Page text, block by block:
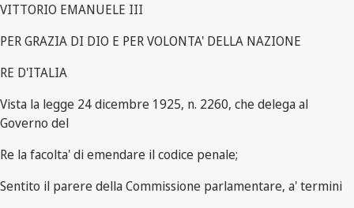
VITTORIO EMANUELE III
PER GRAZIA DI DIO E PER VOLONTA' DELLA NAZIONE
RE D'ITALIA
Vista la legge 24 dicembre 1925, n. 2260, che delega al
Governo del
Re la facolta' di emendare il codice penale;
Sentito il parere della Commissione parlamentare, a' termini